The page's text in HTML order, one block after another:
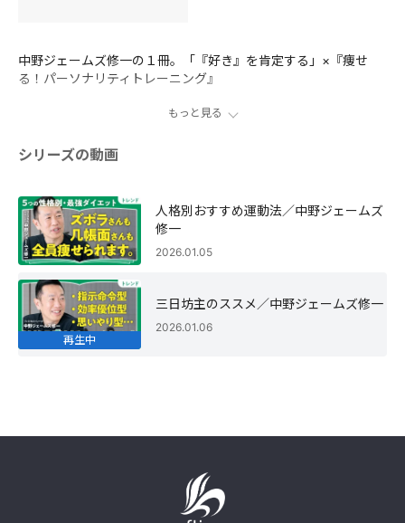
中野ジェームズ修一の１冊。「『好き』を肯定する」×『痩せ
る！パーソナリティトレーニング』
もっと見る
シリーズの動画
人格別おすすめ運動法／中野ジェームズ
修一
2026.01.05
再生中
三日坊主のススメ／中野ジェームズ修一
2026.01.06